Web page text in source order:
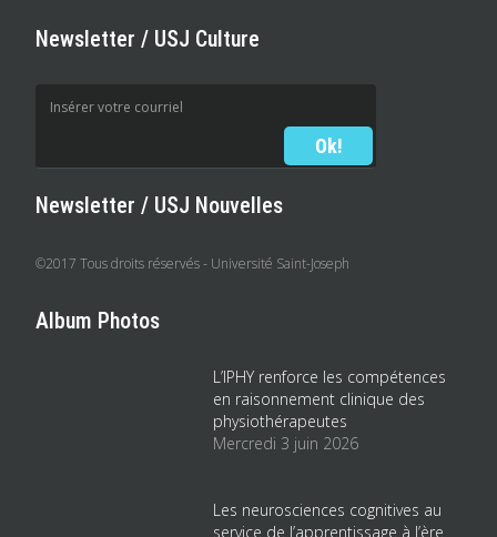
Newsletter / USJ Culture
Newsletter / USJ Nouvelles
©2017 Tous droits réservés - Université Saint-Joseph
Album Photos
L’IPHY renforce les compétences
en raisonnement clinique des
physiothérapeutes
Mercredi 3 juin 2026
Les neurosciences cognitives au
service de l’apprentissage à l’ère